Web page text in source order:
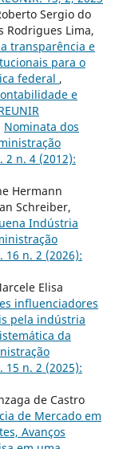
Sergio do
Rodrigues Lima,
transparência e
para o
federal ,
e
Nominata dos
n. 4 (2012):
Hermann
Schreiber,
Indústria
n. 2 (2026):
Elisa
influenciadores
pela indústria
da
n. 2 (2025):
de Castro
de Mercado em
Avanços